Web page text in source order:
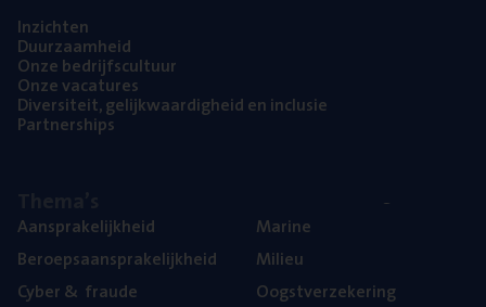
Inzich­ten
Duur­zaam­heid
Onze bedrijfs­cul­tuur
Onze vaca­tu­res
Diver­si­teit, gelijk­waar­dig­heid en inclusie
Part­ner­ships
Aan­spra­ke­lijk­heid
Beroeps­aan­spra­ke­lijk­heid
Cyber& fraude
Mari­ne
Mili­eu
Oogst­ver­ze­ke­ring